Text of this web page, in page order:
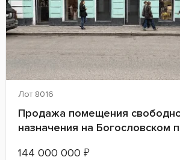
Лот 8016
Продажа помещения
назначения на Богословском
144 000 000 ₽